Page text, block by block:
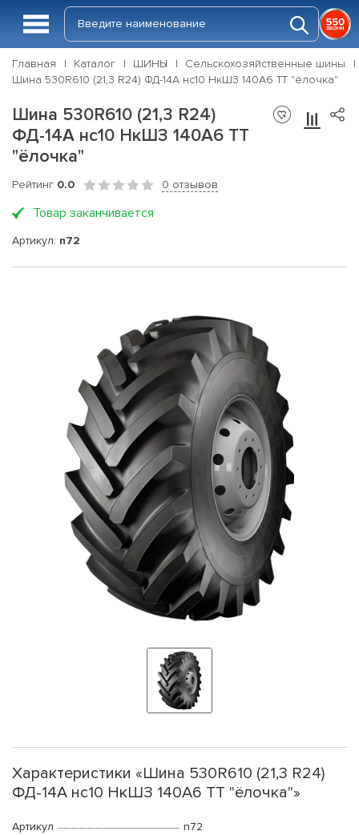
Главная Каталог ШИНЫ
Сельскохозяйственные шины
Шина 530R610 (21,3 R24) ФД-14А нс10 НкШЗ 140A6 ТТ "ёлочка"
Шина 530R610 (21,3 R24)
ФД-14А нс10 НкШЗ 140A6 ТТ
"ёлочка"
Рейтинг 0.0 0 отзывов
Товар заканчивается
Артикул: n72
Характеристики «Шина 530R610 (21,3 R24)
ФД-14А нс10 НкШЗ 140A6 ТТ "ёлочка"»
Артикул
n72